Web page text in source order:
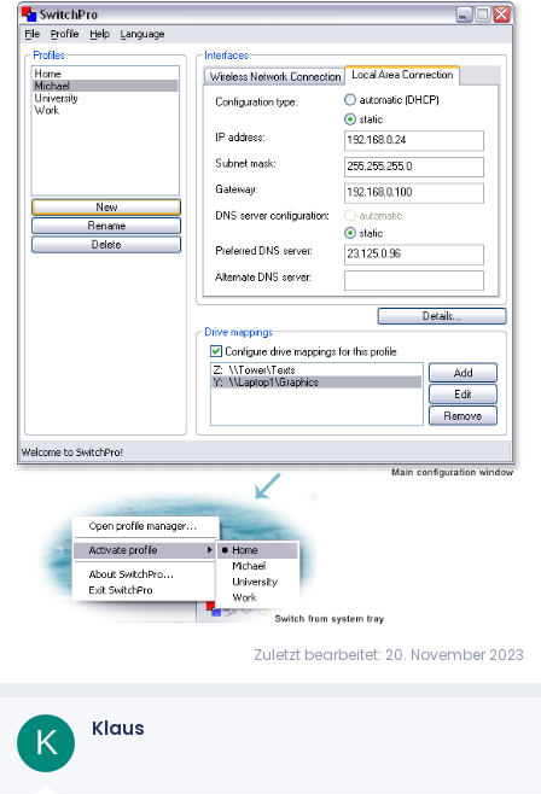
Zuletzt bearbeitet: 20. November 2023
K Klaus